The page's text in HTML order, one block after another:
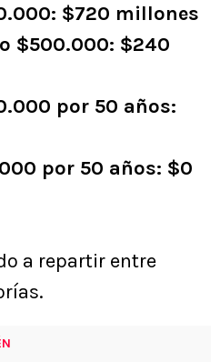
$720 millones
$500.000: $240
por 50 años:
por 50 años: $0
a repartir entre